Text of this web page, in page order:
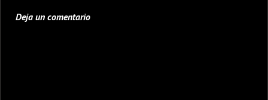
Deja un comentario